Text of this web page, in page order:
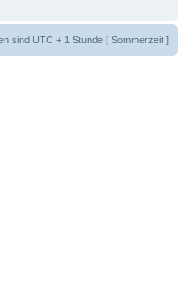
sind UTC + 1 Stunde [ Sommerzeit ]